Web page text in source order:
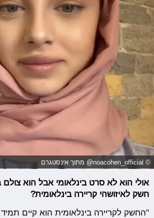
© noacohen_official@ מתוך אינסטגרם
אולי הוא לא סרט בינלאומי אבל הוא
חשק לאיזושהי קריירה בינלאומית?
"החשק לקריירה בינלאומית הוא קיים